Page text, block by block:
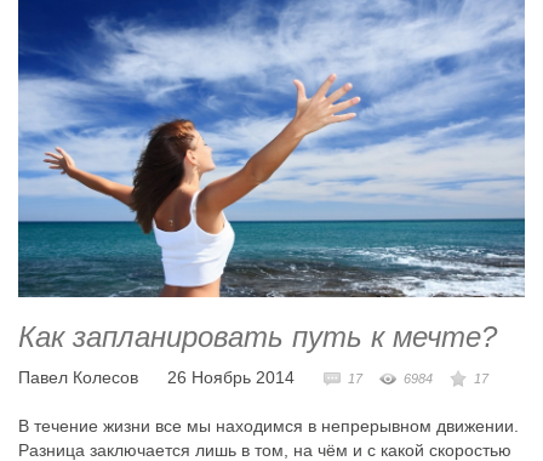
Как запланировать путь к мечте?
Павел Колесов 26 Ноябрь 2014 17 6984 17
В течение жизни все мы находимся в непрерывном движении.
Разница заключается лишь в том, на чём и с какой скоростью